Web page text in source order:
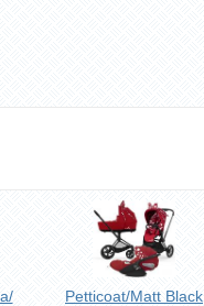
Petticoat/Matt Black